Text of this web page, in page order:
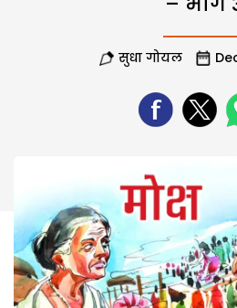
सुधा गोयल